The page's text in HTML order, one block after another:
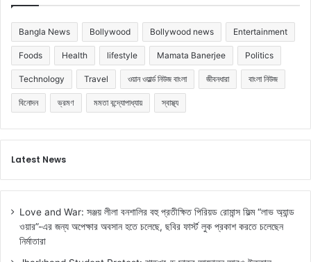
Bangla News Bollywood Bollywood news Entertainment
Foods Health lifestyle Mamata Banerjee Politics
Technology Travel ওয়ান ওয়ার্ল্ড নিউজ বাংলা জীবনধারা বাংলা নিউজ
বিনোদন ভ্রমণ মমতা বন্দ্যোপাধ্যায় স্বাস্থ্য
Latest News
Love and War: সঞ্জয় লীলা বনশালির বহু প্রতীক্ষিত পিরিয়ড রোমান্স ফিল্ম “লাভ অ্যান্ড
ওয়ার”-এর জন্য অপেক্ষার অবসান হতে চলেছে, ছবির ফার্স্ট লুক প্রকাশ করতে চলেছেন
নির্মাতারা